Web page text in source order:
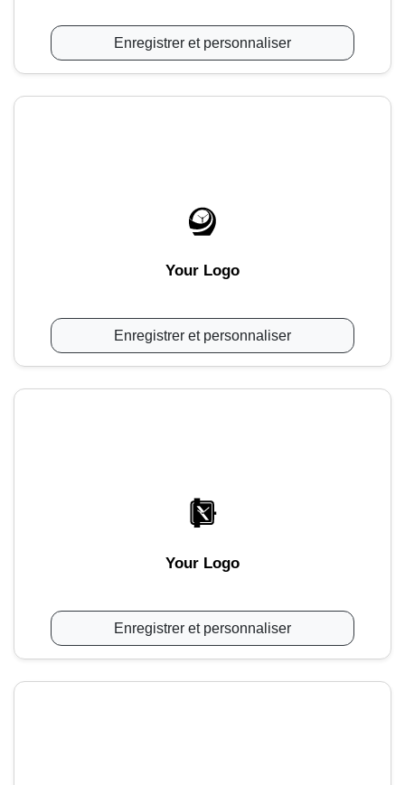
Enregistrer et personnaliser
Your Logo
Enregistrer et personnaliser
Your Logo
Enregistrer et personnaliser